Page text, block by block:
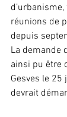
réunions de
depuis
La demande
ainsi pu être
Gesves le 25
devrait